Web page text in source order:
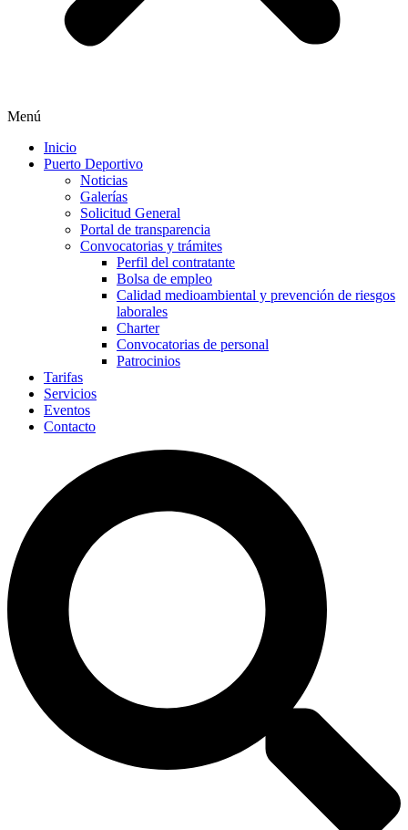
Menú
Inicio
Puerto Deportivo
Noticias
Galerías
Solicitud General
Portal de transparencia
Convocatorias y trámites
Perfil del contratante
Bolsa de empleo
Calidad medioambiental y prevención de riesgos
laborales
Charter
Convocatorias de personal
Patrocinios
Tarifas
Servicios
Eventos
Contacto